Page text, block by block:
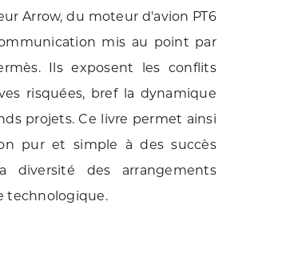
Arrow, du moteur d'avion PT6
mis au point par
Ils exposent les conflits
risquées, bref la dynamique
projets. Ce livre permet ainsi
pur et simple à des succès
des arrangements
technologique.